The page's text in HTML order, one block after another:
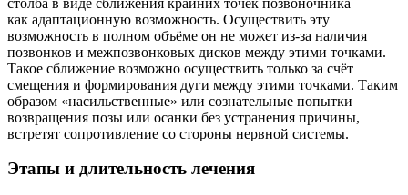
как адаптационную возможность. Осуществить эту
возможность в полном объёме он не может из-за наличия
позвонков и межпозвонковых дисков между этими точками.
Такое сближение возможно осуществить только за счёт
смещения и формирования дуги между этими точками. Таким
образом «насильственные» или сознательные попытки
возвращения позы или осанки без устранения причины,
встретят сопротивление со стороны нервной системы.
Этапы и длительность лечения